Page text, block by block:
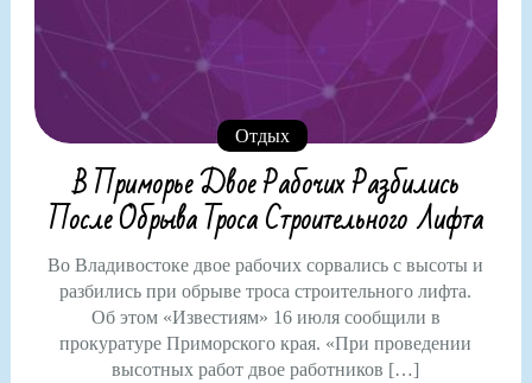
Отдых
В Приморье Двое Рабочих Разбились
После Обрыва Троса Строительного Лифта
Во Владивостоке двое рабочих сорвались с высоты и
разбились при обрыве троса строительного лифта.
Об этом «Известиям» 16 июля сообщили в
прокуратуре Приморского края. «При проведении
высотных работ двое работников […]